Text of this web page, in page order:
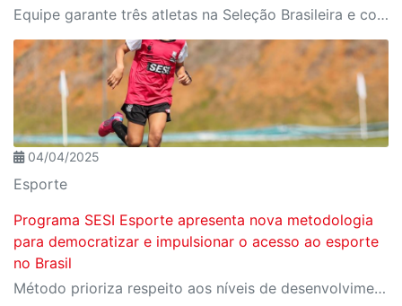
Equipe garante três atletas na Seleção Brasileira e conquista 29 medalhas no Paulista, ficando a uma do título estadual
04/04/2025
Esporte
Programa SESI Esporte apresenta nova metodologia
para democratizar e impulsionar o acesso ao esporte
no Brasil
Método prioriza respeito aos níveis de desenvolvimento esportivo de cada aluno ou atleta, garantindo uma evolução gradual e saudável na formação de novos talentos, até chegar ao alto rendimento